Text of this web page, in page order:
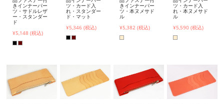
きインナーパー
ツ・サドルレザ
ー・スタンダー
ド
¥5,148 (税込)
ツ・カード入
れ・スタンダー
ド・マット
¥5,346 (税込)
きインナーパー
ツ・本ヌメサド
ル
¥5,382 (税込)
ツ・カード入
れ・本ヌメサド
ル
¥5,590 (税込)